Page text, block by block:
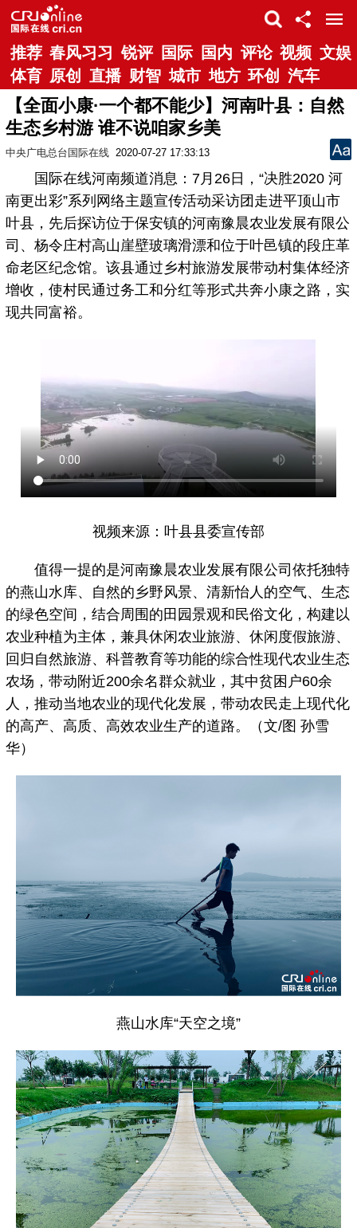
推荐 春风习习 锐评 国际 国内 评论 视频 文娱
体育 原创 直播 财智 城市 地方 环创 汽车
【全面小康·一个都不能少】河南叶县：自然
生态乡村游 谁不说咱家乡美
中央广电总台国际在线 2020-07-27 17:33:13
国际在线河南频道消息：7月26日，“决胜2020 河
南更出彩”系列网络主题宣传活动采访团走进平顶山市
叶县，先后探访位于保安镇的河南豫晨农业发展有限公
司、杨令庄村高山崖壁玻璃滑漂和位于叶邑镇的段庄革
命老区纪念馆。该县通过乡村旅游发展带动村集体经济
增收，使村民通过务工和分红等形式共奔小康之路，实
现共同富裕。
视频来源：叶县县委宣传部
值得一提的是河南豫晨农业发展有限公司依托独特
的燕山水库、自然的乡野风景、清新怡人的空气、生态
的绿色空间，结合周围的田园景观和民俗文化，构建以
农业种植为主体，兼具休闲农业旅游、休闲度假旅游、
回归自然旅游、科普教育等功能的综合性现代农业生态
农场，带动附近200余名群众就业，其中贫困户60余
人，推动当地农业的现代化发展，带动农民走上现代化
的高产、高质、高效农业生产的道路。（文/图 孙雪
华）
燕山水库“天空之境”